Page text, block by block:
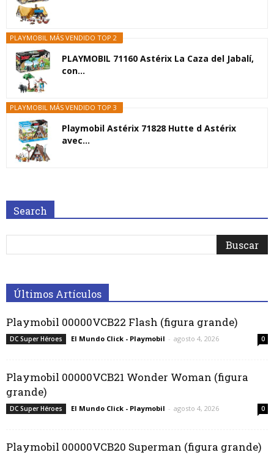
PLAYMOBIL MÁS VENDIDO TOP 2
PLAYMOBIL 71160 Astérix La Caza del Jabalí,
con...
PLAYMOBIL MÁS VENDIDO TOP 3
Playmobil Astérix 71828 Hutte d Astérix
avec...
Search
Últimos Artículos
Playmobil 00000VCB22 Flash (figura grande)
DC Super Héroes El Mundo Click - Playmobil - agosto 4, 2026 0
Playmobil 00000VCB21 Wonder Woman (figura
grande)
DC Super Héroes El Mundo Click - Playmobil - agosto 4, 2026 0
Playmobil 00000VCB20 Superman (figura grande)